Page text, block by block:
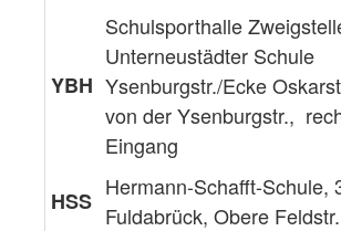
YBH
Schulsporthalle
Unterneustädter Schule
Ysenburgstr./Ecke
von der Ysenburgstr.,
Eingang
HSS
Hermann-Schafft-Schule,
Fuldabrück, Obere